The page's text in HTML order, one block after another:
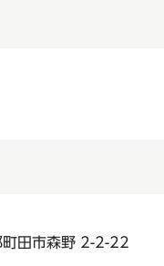
田市森野 2-2-22